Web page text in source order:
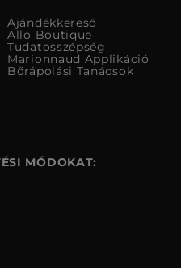
Ajándékkereső
Allo Boutique
Tudatosszépség
Marionnaud Applikáció
Bőrápolási Tanácsok
MÓDOKAT: